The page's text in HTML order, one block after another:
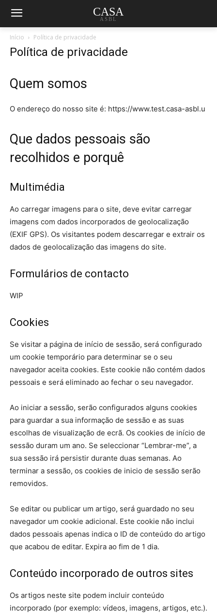
CASA
ASBL
Início Política de privacidade
Política de privacidade
Quem somos
O endereço do nosso site é: https://www.test.casa-asbl.u
Que dados pessoais são
recolhidos e porquê
Multimédia
Ao carregar imagens para o site, deve evitar carregar
imagens com dados incorporados de geolocalização
(EXIF GPS). Os visitantes podem descarregar e extrair os
dados de geolocalização das imagens do site.
Formulários de contacto
WIP
Cookies
Se visitar a página de início de sessão, será configurado
um cookie temporário para determinar se o seu
navegador aceita cookies. Este cookie não contém dados
pessoais e será eliminado ao fechar o seu navegador.
Ao iniciar a sessão, serão configurados alguns cookies
para guardar a sua informação de sessão e as suas
escolhas de visualização de ecrã. Os cookies de início de
sessão duram um ano. Se seleccionar “Lembrar-me”, a
sua sessão irá persistir durante duas semanas. Ao
terminar a sessão, os cookies de inicio de sessão serão
removidos.
Se editar ou publicar um artigo, será guardado no seu
navegador um cookie adicional. Este cookie não inclui
dados pessoais apenas indica o ID de conteúdo do artigo
que acabou de editar. Expira ao fim de 1 dia.
Conteúdo incorporado de outros sites
Os artigos neste site podem incluir conteúdo
incorporado (por exemplo: vídeos, imagens, artigos, etc.).